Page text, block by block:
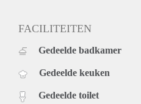
FACILITEITEN
Gedeelde badkamer
Gedeelde keuken
Gedeelde toilet